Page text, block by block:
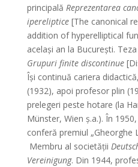
principală Reprezentarea
ipereliptice[The canonical
addition of hyperelliptical
acelaşi an la Bucureşti.
Grupuri finite discontinue
Îşi continuă cariera
(1932), apoi profesor plin
prelegeri peste hotare (la
Münster, Wien ş.a.). În
conferă premiul „Gheorghe
Membru al societăţii
Vereinigung. Din 1944,